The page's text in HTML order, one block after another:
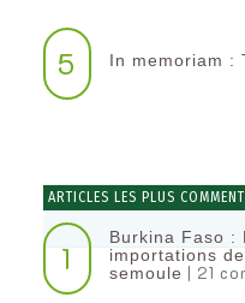
5 In memoriam :
ARTICLES LES PLUS
1
Burkina Faso :
importations
semoule | 21